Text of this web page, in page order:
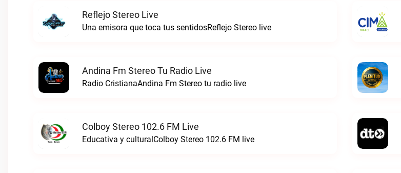
Reflejo Stereo Live
Una emisora que toca tus sentidosReflejo Stereo live
Andina Fm Stereo Tu Radio Live
Radio CristianaAndina Fm Stereo tu radio live
Colboy Stereo 102.6 FM Live
Educativa y culturalColboy Stereo 102.6 FM live